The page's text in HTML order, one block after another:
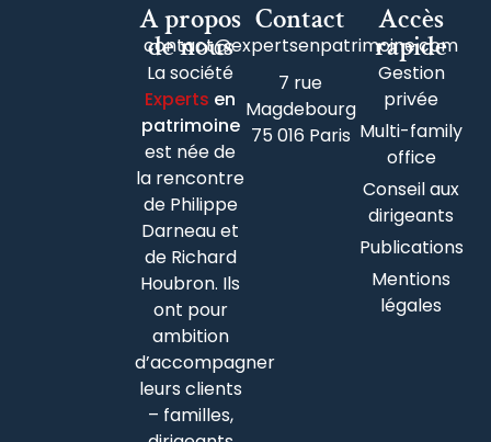
A propos
de nous
La société
Experts en
patrimoine
est née de
la rencontre
de Philippe
Darneau et
de Richard
Houbron. Ils
ont pour
ambition
d’accompagner
leurs clients
– familles,
Contact
contact@expertsenpatrimoine.com
7 rue
Magdebourg
75 016 Paris
Accès
rapide
Gestion
privée
Multi-family
office
Conseil aux
dirigeants
Publications
Mentions
légales